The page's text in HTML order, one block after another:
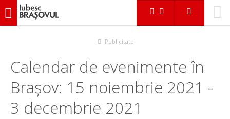
iubescbraşovul.ro
Publicitate
Calendar de evenimente în
Brașov: 15 noiembrie 2021 -
3 decembrie 2021